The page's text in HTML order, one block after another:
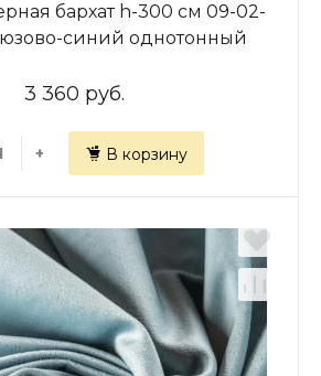
бархат h-300 см 09-02-
синий однотонный
3 360 руб.
+ В корзину